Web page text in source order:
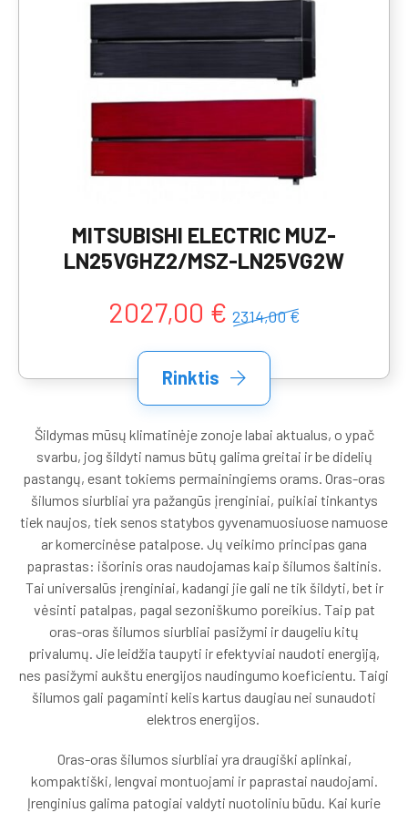
MITSUBISHI ELECTRIC MUZ-
LN25VGHZ2/MSZ-LN25VG2W
2027,00 € 2314,00 €
Rinktis
Šildymas mūsų klimatinėje zonoje labai aktualus, o ypač
svarbu, jog šildyti namus būtų galima greitai ir be didelių
pastangų, esant tokiems permainingiems orams. Oras-oras
šilumos siurbliai yra pažangūs įrenginiai, puikiai tinkantys
tiek naujos, tiek senos statybos gyvenamuosiuose namuose
ar komercinėse patalpose. Jų veikimo principas gana
paprastas: išorinis oras naudojamas kaip šilumos šaltinis.
Tai universalūs įrenginiai, kadangi jie gali ne tik šildyti, bet ir
vėsinti patalpas, pagal sezoniškumo poreikius. Taip pat
oras-oras šilumos siurbliai pasižymi ir daugeliu kitų
privalumų. Jie leidžia taupyti ir efektyviai naudoti energiją,
nes pasižymi aukštu energijos naudingumo koeficientu. Taigi
šilumos gali pagaminti kelis kartus daugiau nei sunaudoti
elektros energijos.
Oras-oras šilumos siurbliai yra draugiški aplinkai,
kompaktiški, lengvai montuojami ir paprastai naudojami.
Įrenginius galima patogiai valdyti nuotoliniu būdu. Kai kurie